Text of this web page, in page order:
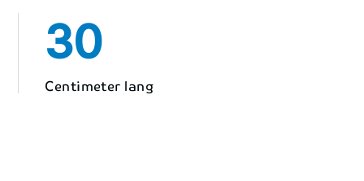
30
Centimeter lang